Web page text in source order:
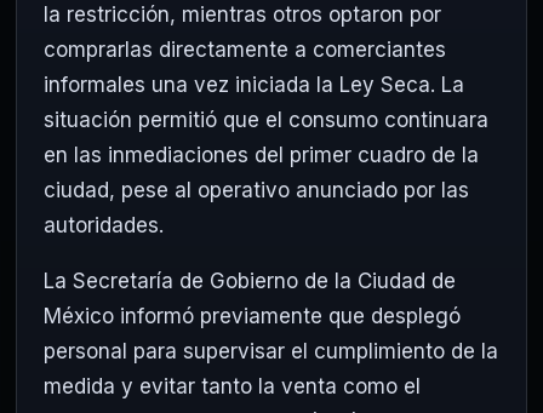
la restricción, mientras otros optaron por
comprarlas directamente a comerciantes
informales una vez iniciada la Ley Seca. La
situación permitió que el consumo continuara
en las inmediaciones del primer cuadro de la
ciudad, pese al operativo anunciado por las
autoridades.
La Secretaría de Gobierno de la Ciudad de
México informó previamente que desplegó
personal para supervisar el cumplimiento de la
medida y evitar tanto la venta como el